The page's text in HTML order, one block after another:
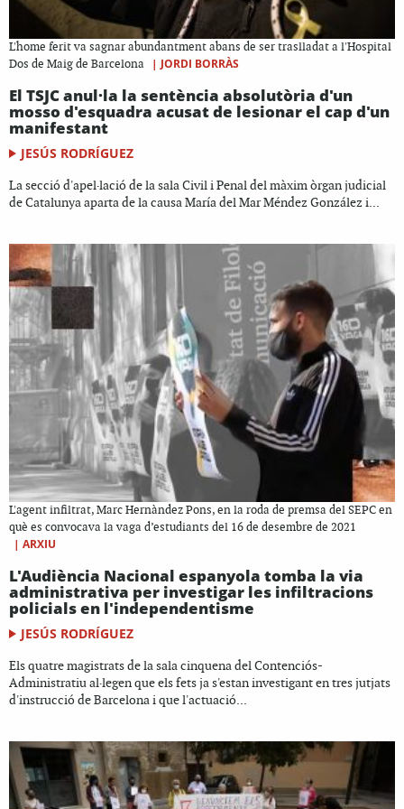
L'home ferit va sagnar abundantment abans de ser traslladat a l'Hospital
Dos de Maig de Barcelona
| JORDI BORRÀS
El TSJC anul·la la sentència absolutòria d'un
mosso d'esquadra acusat de lesionar el cap d'un
manifestant
JESÚS RODRÍGUEZ
La secció d'apel·lació de la sala Civil i Penal del màxim òrgan judicial
de Catalunya aparta de la causa María del Mar Méndez González i...
L'agent infiltrat, Marc Hernàndez Pons, en la roda de premsa del SEPC en
què es convocava la vaga d’estudiants del 16 de desembre de 2021
| ARXIU
L'Audiència Nacional espanyola tomba la via
administrativa per investigar les infiltracions
policials en l'independentisme
JESÚS RODRÍGUEZ
Els quatre magistrats de la sala cinquena del Contenciós-
Administratiu al·legen que els fets ja s'estan investigant en tres jutjats
d'instrucció de Barcelona i que l'actuació...